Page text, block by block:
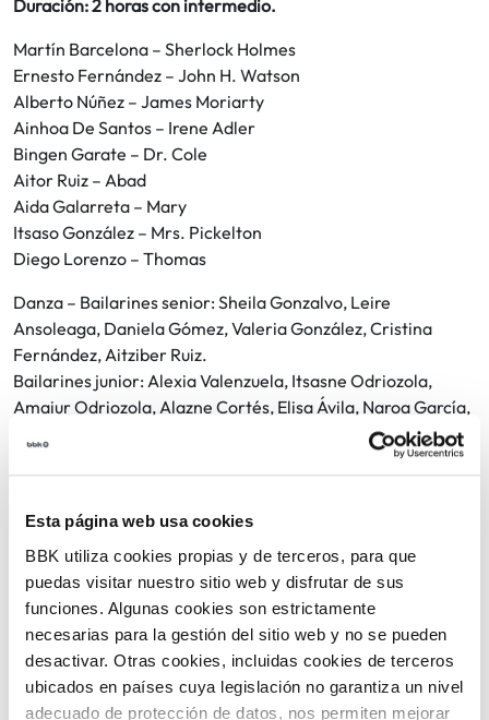
Esta página web usa cookies
BBK utiliza cookies propias y de terceros, para que
puedas visitar nuestro sitio web y disfrutar de sus
funciones. Algunas cookies son estrictamente
necesarias para la gestión del sitio web y no se pueden
desactivar. Otras cookies, incluidas cookies de terceros
ubicados en países cuya legislación no garantiza un nivel
adecuado de protección de datos, nos permiten mejorar
Duración: 2 horas con intermedio.
Martín Barcelona – Sherlock Holmes
Ernesto Fernández – John H. Watson
Alberto Núñez – James Moriarty
Ainhoa De Santos – Irene Adler
Bingen Garate – Dr. Cole
Aitor Ruiz – Abad
Aida Galarreta – Mary
Itsaso González – Mrs. Pickelton
Diego Lorenzo – Thomas
Danza – Bailarines senior: Sheila Gonzalvo, Leire
Ansoleaga, Daniela Gómez, Valeria González, Cristina
Fernández, Aitziber Ruiz.
Bailarines junior: Alexia Valenzuela, Itsasne Odriozola,
Amaiur Odriozola, Alazne Cortés, Elisa Ávila, Naroa García,
Dirección – Dirección artística, coreografía, composición
Coro – Dirección Maitia Korala (Santurtzi): Ainhoa Uria
Estilismo – Maquillaje y Peluquería (coord.): Isabel Correa
Escenografía – Atrezzo / Escena: Daniel Román
Figuración con voz: Miriam Holgado, Eva Martín, Maren
Bidaurrazaga, Josu Cardoso, Judith Caballo